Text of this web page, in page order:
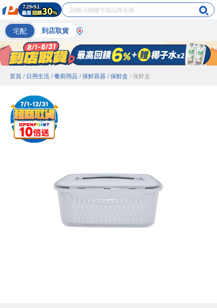
宅配 到店取貨
首頁 / 日用生活 / 餐廚用品 / 保鮮容器 / 保鮮盒 / 保鮮盒